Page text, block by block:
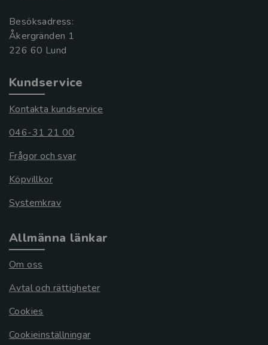
Besöksadress:
Åkergränden 1
Kundservice
Kontakta kundservice
046-31 21 00
Frågor och svar
Köpvillkor
Systemkrav
Allmänna länkar
Om oss
Avtal och rättigheter
Cookies
Cookieinställningar